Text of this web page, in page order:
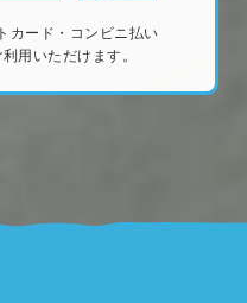
カード・コンビニ払い
用いただけます。